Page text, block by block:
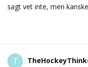
sagt vet inte, men
T